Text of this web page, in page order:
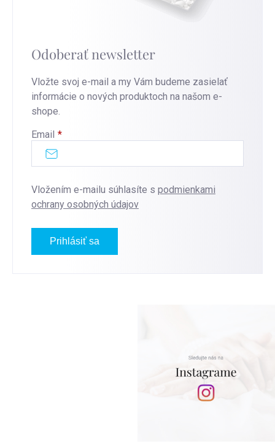
Odoberať newsletter
Vložte svoj e-mail a my Vám budeme zasielať
informácie o nových produktoch na našom e-
shope.
Email
Vložením e-mailu súhlasíte s podmienkami
ochrany osobných údajov
Prihlásiť sa